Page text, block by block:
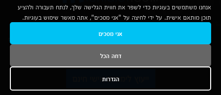
© כל הזכויות שמורות לחברת נרד אונליין בע"מ | מכללות|
נשמח לעמוד לשירותך בטלפון
1-800-780-760
ייעוץ לימודים אישי חינם
אנחנו משתמשים בעוגיות כדי לשפר את חווית הגלישה שלך, לנתח תעבורה ולהציע
תוכן מותאם אישית. על ידי לחיצה על "אני מסכים", אתה מאשר שימוש בעוגיות.
אני מסכים
דחה הכל
הגדרות